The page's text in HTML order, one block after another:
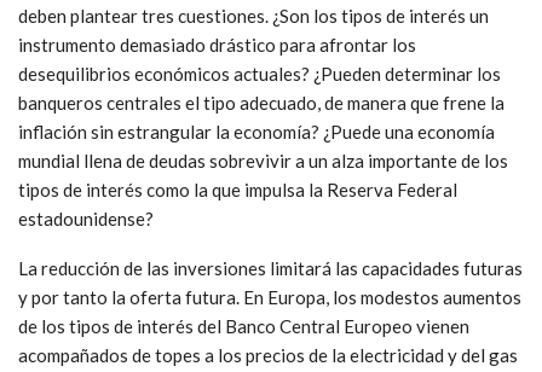
deben plantear tres cuestiones. ¿Son los tipos de interés un
instrumento demasiado drástico para afrontar los
desequilibrios económicos actuales? ¿Pueden determinar los
banqueros centrales el tipo adecuado, de manera que frene la
inflación sin estrangular la economía? ¿Puede una economía
mundial llena de deudas sobrevivir a un alza importante de los
tipos de interés como la que impulsa la Reserva Federal
estadounidense?
La reducción de las inversiones limitará las capacidades futuras
y por tanto la oferta futura. En Europa, los modestos aumentos
de los tipos de interés del Banco Central Europeo vienen
acompañados de topes a los precios de la electricidad y del gas